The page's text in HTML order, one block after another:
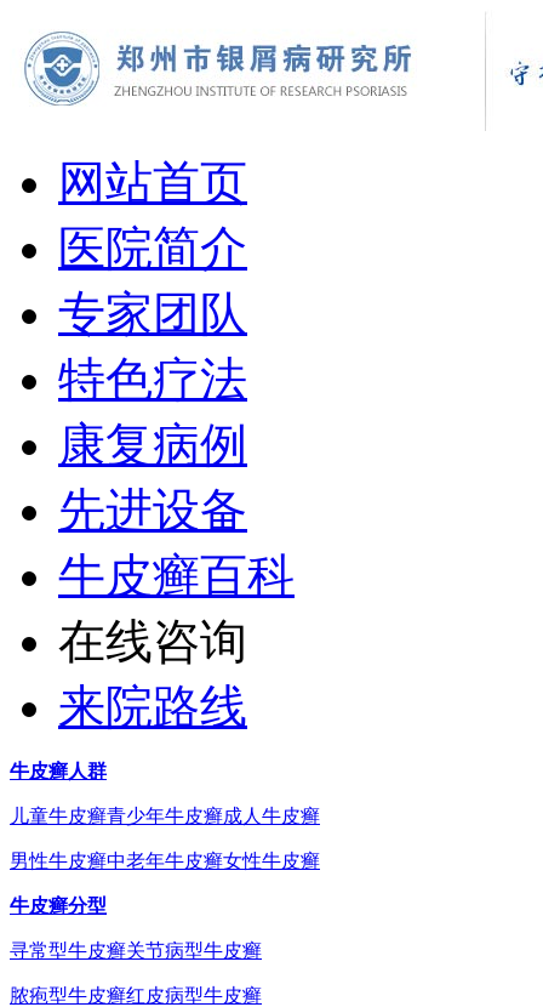
网站首页
医院简介
专家团队
特色疗法
康复病例
先进设备
牛皮癣百科
在线咨询
来院路线
牛皮癣人群
儿童牛皮癣青少年牛皮癣成人牛皮癣
男性牛皮癣中老年牛皮癣女性牛皮癣
牛皮癣分型
寻常型牛皮癣关节病型牛皮癣
脓疱型牛皮癣红皮病型牛皮癣